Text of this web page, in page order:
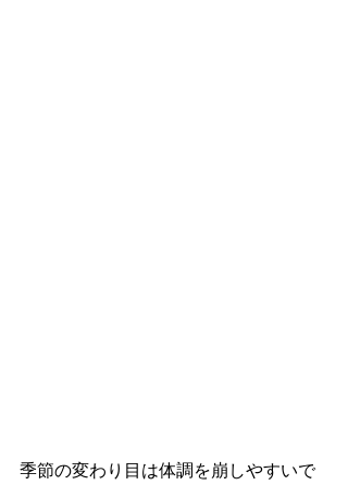
季節の変わり目は体調を崩しやすいで